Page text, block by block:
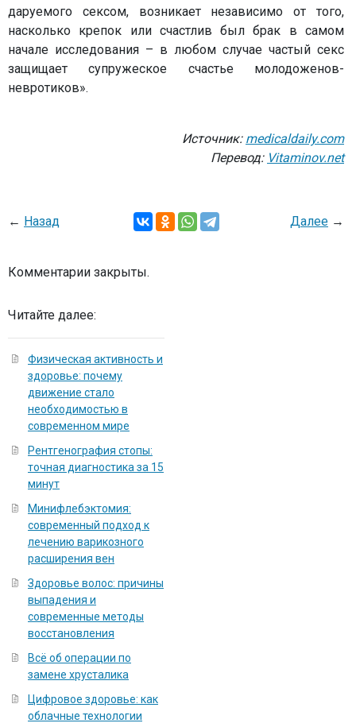
даруемого сексом, возникает независимо от того,
насколько крепок или счастлив был брак в самом
начале исследования – в любом случае частый секс
защищает супружеское счастье молодоженов-
невротиков».
Источник: medicaldaily.com
Перевод: Vitaminov.net
← Назад Далее →
Комментарии закрыты.
Читайте далее:
Физическая активность и
здоровье: почему
движение стало
необходимостью в
современном мире
Рентгенография стопы:
точная диагностика за 15
минут
Минифлебэктомия:
современный подход к
лечению варикозного
расширения вен
Здоровье волос: причины
выпадения и
современные методы
восстановления
Всё об операции по
замене хрусталика
Цифровое здоровье: как
облачные технологии